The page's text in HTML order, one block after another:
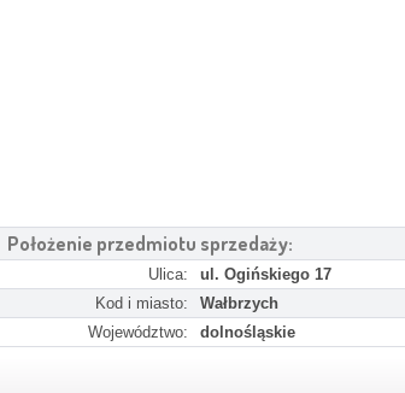
Położenie przedmiotu sprzedaży:
Ulica:
ul. Ogińskiego 17
Kod i miasto:
Wałbrzych
Województwo:
dolnośląskie